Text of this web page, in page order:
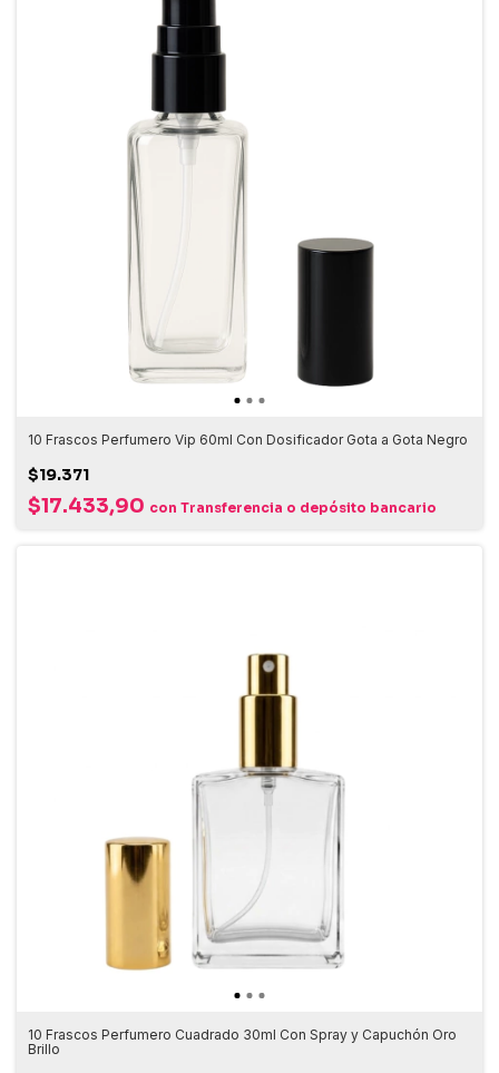
10 Frascos Perfumero Vip 60ml Con Dosificador Gota a Gota Negro
$19.371
$17.433,90 con Transferencia o depósito bancario
10 Frascos Perfumero Cuadrado 30ml Con Spray y Capuchón Oro
Brillo